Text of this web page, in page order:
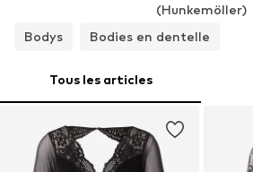
(Hunkemöller)
Bodys
Bodies en dentelle
Tous les articles